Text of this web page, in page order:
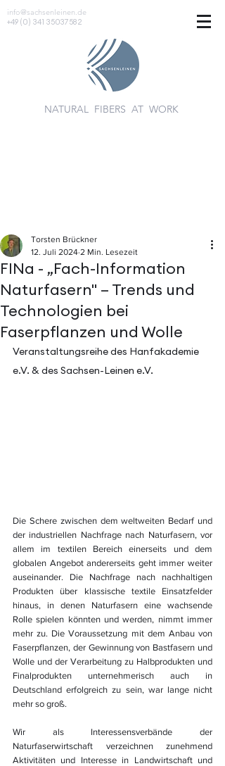
info@sachsenleinen.de
+49 (0) 341 35037582
NATURAL FIBERS AT WORK
FINa - „Fach-Information
Naturfasern" – Trends und
Technologien bei
Faserpflanzen und Wolle
Torsten Brückner
12. Juli 2024 2 Min. Lesezeit
Veranstaltungsreihe des Hanfakademie
e.V. & des Sachsen-Leinen e.V.
Die Schere zwischen dem weltweiten Bedarf und
der industriellen Nachfrage nach Naturfasern, vor
allem im textilen Bereich einerseits und dem
globalen Angebot andererseits geht immer weiter
auseinander. Die Nachfrage nach nachhaltigen
Produkten über klassische textile Einsatzfelder
hinaus, in denen Naturfasern eine wachsende
Rolle spielen könnten und werden, nimmt immer
mehr zu. Die Voraussetzung mit dem Anbau von
Faserpflanzen, der Gewinnung von Bastfasern und
Wolle und der Verarbeitung zu Halbprodukten und
Finalprodukten unternehmerisch auch in
Deutschland erfolgreich zu sein, war lange nicht
mehr so groß.
Wir als Interessensverbände der
Naturfaserwirtschaft verzeichnen zunehmend
Aktivitäten und Interesse in Landwirtschaft und